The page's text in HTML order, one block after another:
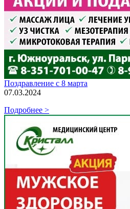
Поздравление с 8 марта
07.03.2024
Подробнее >